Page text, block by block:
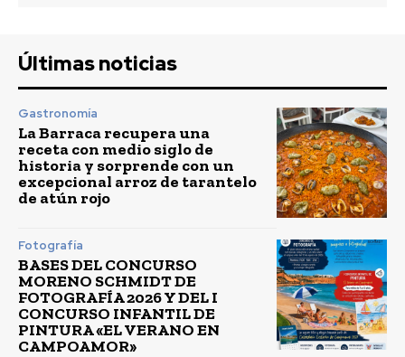
Últimas noticias
Gastronomía
La Barraca recupera una
receta con medio siglo de
historia y sorprende con un
excepcional arroz de tarantelo
de atún rojo
Fotografía
BASES DEL CONCURSO
MORENO SCHMIDT DE
FOTOGRAFÍA 2026 Y DEL I
CONCURSO INFANTIL DE
PINTURA «EL VERANO EN
CAMPOAMOR»